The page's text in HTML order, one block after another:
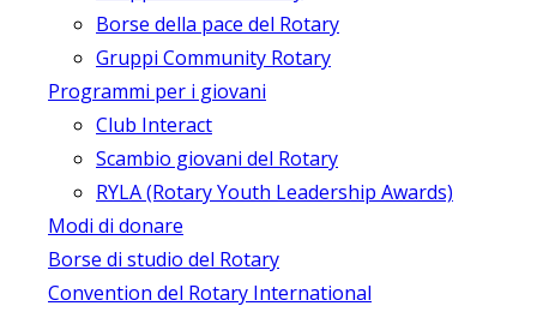
Borse della pace del Rotary
Gruppi Community Rotary
Programmi per i giovani
Club Interact
Scambio giovani del Rotary
RYLA (Rotary Youth Leadership Awards)
Modi di donare
Borse di studio del Rotary
Convention del Rotary International